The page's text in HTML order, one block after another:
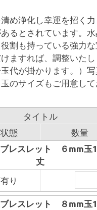
め浄化し幸運を招く
るとされています。
割も持っている強力な
ますれば、調整いたし
玉代が掛かります。）
のサイズもご用意して
タイトル
態 数量
レスレット ６mm玉
丈
り
レスレット ８mm玉